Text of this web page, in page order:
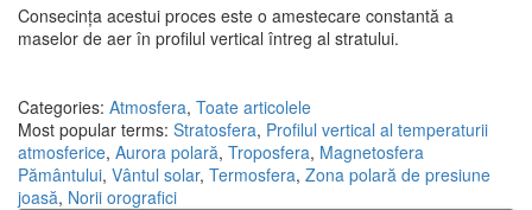
Consecința acestui proces este o amestecare constantă a
maselor de aer în profilul vertical întreg al stratului.
Categories: Atmosfera, Toate articolele
Most popular terms: Stratosfera, Profilul vertical al temperaturii
atmosferice, Aurora polară, Troposfera, Magnetosfera
Pământului, Vântul solar, Termosfera, Zona polară de presiune
joasă, Norii orografici